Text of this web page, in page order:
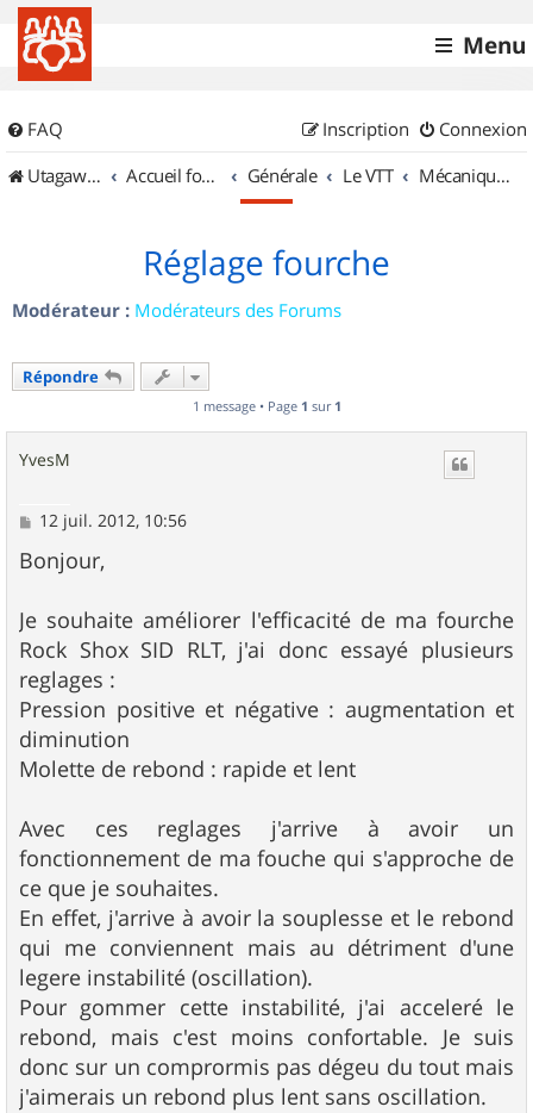
Menu
FAQ Connexion
Inscription
UtagawaVTT (Randos VTT et VTTAE avec traces GPS)
Accueil forum Générale Le VTT Mécanique et Entretiens
Réglage fourche
Modérateur : Modérateurs des Forums
Répondre
1 message • Page 1 sur 1
YvesM
M
s
s
g
e
12 juil. 2012, 10:56
Bonjour,
Je souhaite améliorer l'efficacité de ma fourche
Rock Shox SID RLT, j'ai donc essayé plusieurs
reglages :
Pression positive et négative : augmentation et
diminution
Molette de rebond : rapide et lent
Avec ces reglages j'arrive à avoir un
fonctionnement de ma fouche qui s'approche de
ce que je souhaites.
En effet, j'arrive à avoir la souplesse et le rebond
qui me conviennent mais au détriment d'une
legere instabilité (oscillation).
Pour gommer cette instabilité, j'ai acceleré le
rebond, mais c'est moins confortable. Je suis
donc sur un comprormis pas dégeu du tout mais
j'aimerais un rebond plus lent sans oscillation.